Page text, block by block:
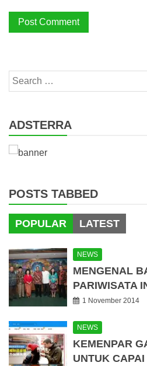
Search
for:
ADSTERRA
POSTS TABBED
POPULAR LATEST
NEWS
MENGENAL
PARIWISATA
1 November 2014
NEWS
KEMENPAR
UNTUK